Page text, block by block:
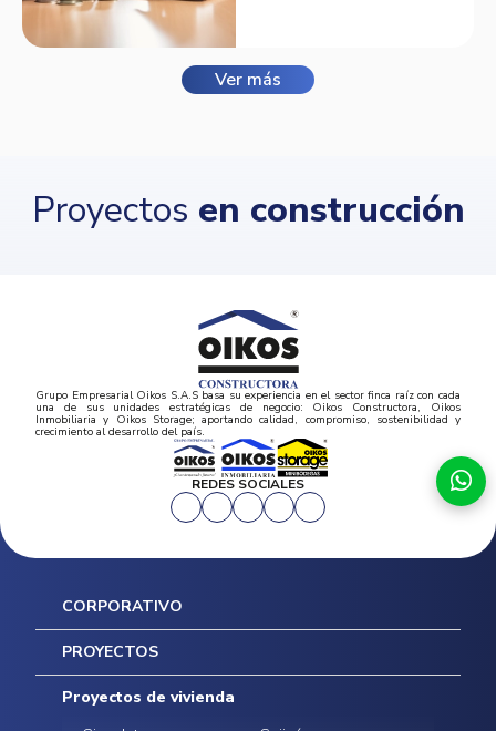
Ver más
Proyectos en construcción
Grupo Empresarial Oikos S.A.S basa su experiencia en el sector finca raíz con cada
una de sus unidades estratégicas de negocio: Oikos Constructora, Oikos
Inmobiliaria y Oikos Storage; aportando calidad, compromiso, sostenibilidad y
crecimiento al desarrollo del país.
REDES SOCIALES
CORPORATIVO
Inicio
Mapa del sitio
Postventas
Contratación Directa
PROYECTOS
Proyectos de vivienda